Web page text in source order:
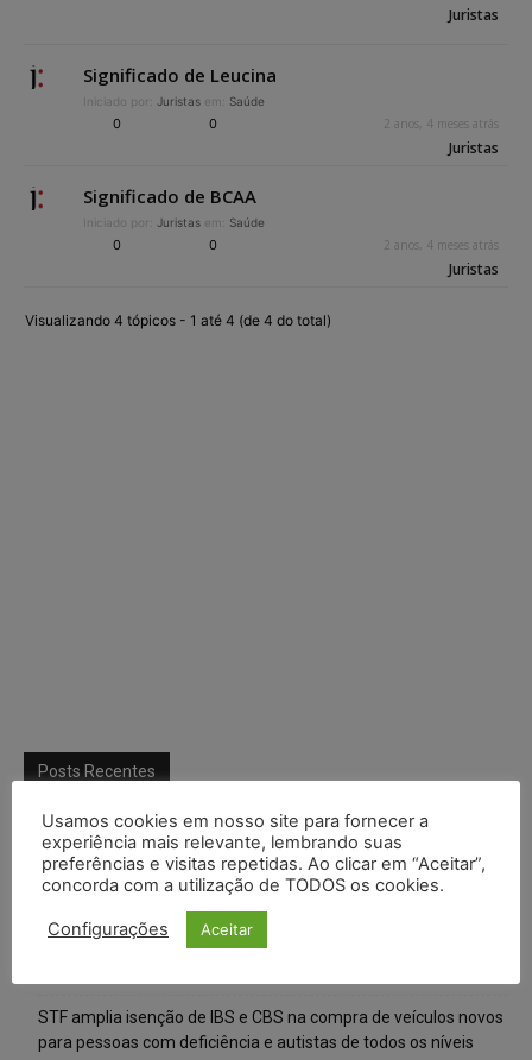
Juristas
Significado de Leucina
Iniciado por: Juristas em: Saúde
0 0 2 anos, 4 meses atrás
Juristas
Significado de BCAA
Iniciado por: Juristas em: Saúde
0 0 2 anos, 4 meses atrás
Juristas
Visualizando 4 tópicos - 1 até 4 (de 4 do total)
Posts Recentes
Composição da taxa de juros
Meta é alvo de denúncia após anúncios com conteúdo sexual
infantil gerado por IA circularem em suas plataformas
Advogado preso por suspeita de matar o filho tem inscrição
STF amplia isenção de IBS e CBS na compra de veículos novos
para pessoas com deficiência e autistas de todos os níveis
Usamos cookies em nosso site para fornecer a
experiência mais relevante, lembrando suas
preferências e visitas repetidas. Ao clicar em “Aceitar”,
concorda com a utilização de TODOS os cookies.
Configurações Aceitar